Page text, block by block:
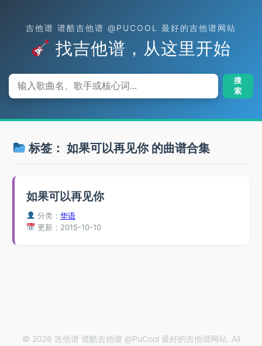
吉他谱 谱酷吉他谱 @PUCOOL 最好的吉他谱网站
找吉他谱，从这里开始
搜
索
标签： 如果可以再见你的曲谱合集
如果可以再见你
分类：华语
更新：2015-10-10
© 2026 吉他谱 谱酷吉他谱 @PuCool 最好的吉他谱网站. All